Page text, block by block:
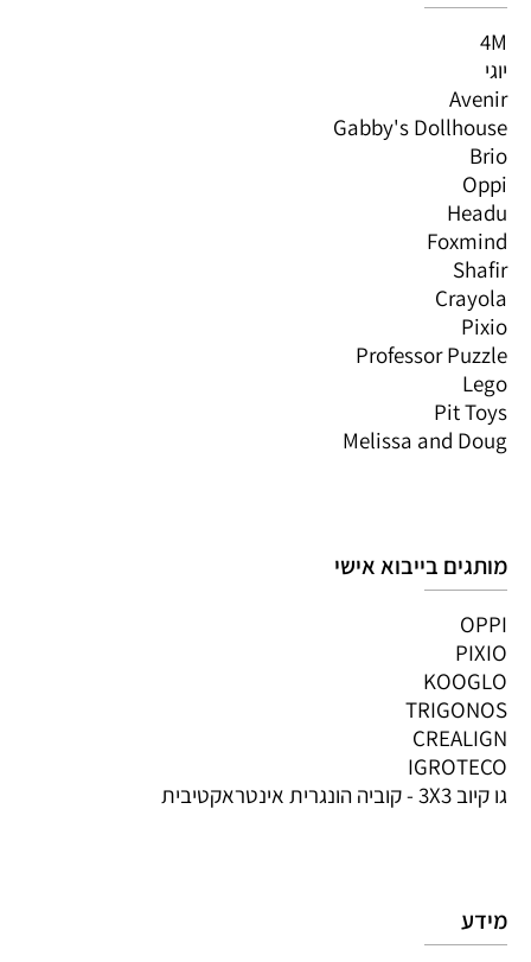
4M
יוגי
Avenir
Gabby's Dollhouse
Brio
Oppi
Headu
Foxmind
Shafir
Crayola
Pixio
Professor Puzzle
Lego
Pit Toys
Melissa and Doug
מותגים בייבוא אישי
OPPI
PIXIO
KOOGLO
TRIGONOS
CREALIGN
IGROTECO
גו קיוב 3X3 - קוביה הונגרית אינטראקטיבית
מידע